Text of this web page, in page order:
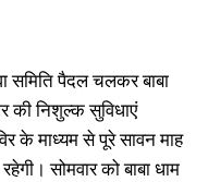
समिति पैदल चलकर बाबा
की निशुल्क सुविधाएं
के माध्यम से पूरे सावन माह
सोमवार को बाबा धाम